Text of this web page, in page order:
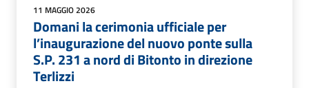
11 MAGGIO 2026
Domani la cerimonia ufficiale per
l’inaugurazione del nuovo ponte sulla
S.P. 231 a nord di Bitonto in direzione
Terlizzi